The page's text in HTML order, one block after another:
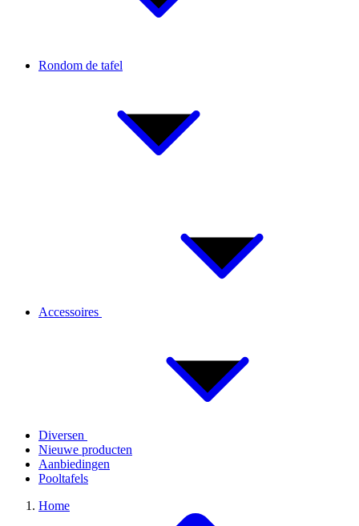
Rondom de tafel
Accessoires
Diversen
Nieuwe producten
Aanbiedingen
Pooltafels
Home